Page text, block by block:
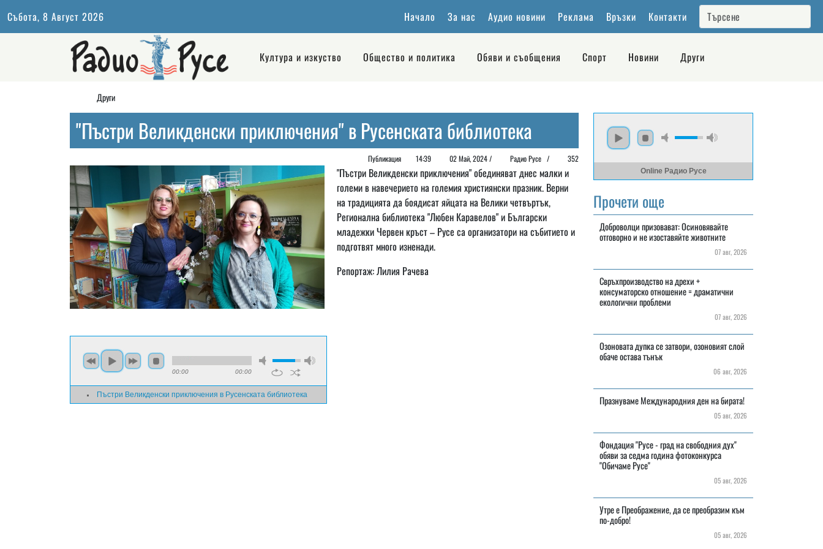
Събота, 8 Август 2026 Начало За нас Аудио новини Реклама Връзки Контакти
Култура и изкуство Общество и политика Обяви и съобщения Спорт Новини Други
Други
"Пъстри Великденски приключения" в Русенската библиотека
Публикация 14:39 02 Май, 2024 / Радио Русе / 352
"Пъстри Великденски приключения" обединяват днес малки и
големи в навечерието на големия християнски празник. Верни
на традицията да боядисат яйцата на Велики четвъртък,
Регионална библиотека "Любен Каравелов" и Български
младежки Червен кръст – Русе са организатори на събитието и
подготвят много изненади.
Репортаж: Лилия Рачева
00:00 00:00
Пъстри Великденски приключения в Русенската библиотека
Online Радио Русе
Прочети още
Доброволци призовават: Осиновявайте
отговорно и не изоставяйте животните
07 авг, 2026
Свръхпроизводство на дрехи +
консуматорско отношение = драматични
екологични проблеми
07 авг, 2026
Озоновата дупка се затвори, озоновият слой
обаче остава тънък
06 авг, 2026
Празнуваме Международния ден на бирата!
05 авг, 2026
Фондация "Русе - град на свободния дух"
обяви за седма година фотоконкурса
"Обичаме Русе"
05 авг, 2026
Утре е Преображение, да се преобразим към
по-добро!
05 авг, 2026